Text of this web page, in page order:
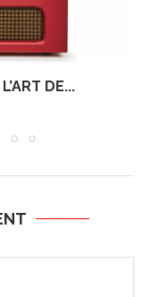
DE...